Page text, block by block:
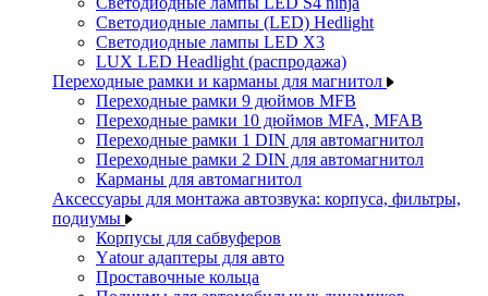
Светодиодные лампы (LED) Hedlight
Светодиодные лампы LED X3
LUX LED Headlight (распродажа)
Переходные рамки и карманы для магнитол
Переходные рамки 9 дюймов MFB
Переходные рамки 10 дюймов MFA, MFAB
Переходные рамки 1 DIN для автомагнитол
Переходные рамки 2 DIN для автомагнитол
Карманы для автомагнитол
Аксессуары для монтажа автозвука: корпуса, фильтры,
подиумы
Корпусы для сабвуферов
Yаtour адаптеры для авто
Проставочные кольца